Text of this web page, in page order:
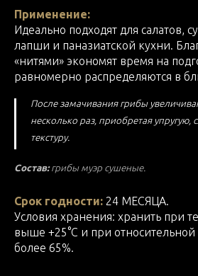
Применение:
Идеально подходят для салатов,
лапши и паназиатской кухни.
«нитями» экономят время на
равномерно распределяются в
После замачивания грибы
несколько раз, приобретая упругую,
текстуру.
Состав:грибы муэр сушеные.
Срок годности: 24 МЕСЯЦА.
Условия хранения: хранить при
выше +25°С и при относительной
более 65%.